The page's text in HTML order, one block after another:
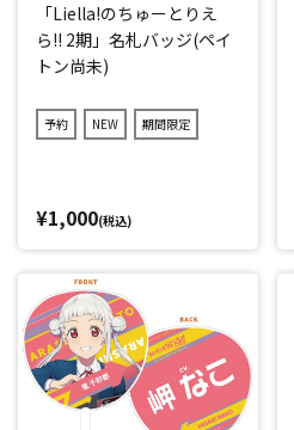
「Liella!のちゅーとりえ
ら!! 2期」名札バッジ(ペイ
トン尚未)
予約 NEW 期間限定
¥1,000(税込)